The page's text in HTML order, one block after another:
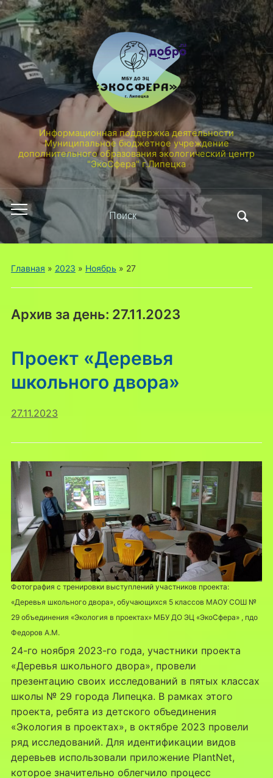
Информационная поддержка деятельности
Муниципальное бюджетное учреждение
дополнительного образования экологический центр
"ЭкоСфера" г.Липецка
Переключить
мобильное
меню
Поиск
по:
Главная » 2023 » Ноябрь » 27
Архив за день: 27.11.2023
Проект «Деревья
школьного двора»
27.11.2023
Фотография с тренировки выступлений участников проекта:
«Деревья школьного двора», обучающихся 5 классов МАОУ СОШ №
29 объединения «Экология в проектах» МБУ ДО ЭЦ «ЭкоСфера» , пдо
Федоров А.М.
24-го ноября 2023-го года, участники проекта
«Деревья школьного двора», провели
презентацию своих исследований в пятых классах
школы № 29 города Липецка. В рамках этого
проекта, ребята из детского объединения
«Экология в проектах», в октябре 2023 провели
ряд исследований. Для идентификации видов
деревьев использовали приложение PlantNet,
которое значительно облегчило процесс